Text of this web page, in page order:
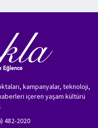
kampanyalar, teknoloji,
içeren yaşam kültürü
482-2020